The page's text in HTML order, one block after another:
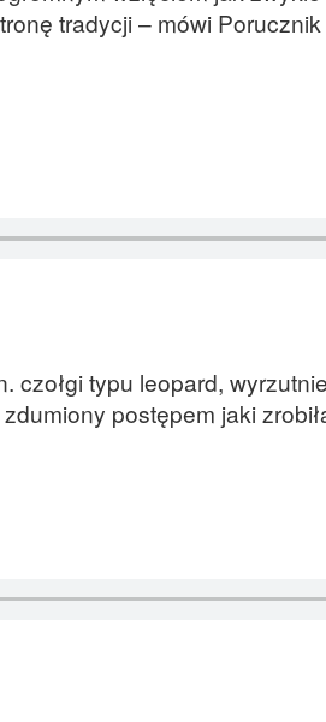
tradycji – mówi
czołgi typu leopard,
postępem jaki